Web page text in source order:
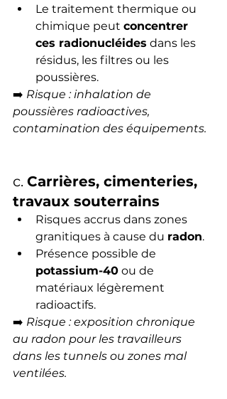
Le traitement thermique ou
chimique peut concentrer
ces radionucléides dans les
résidus, les filtres ou les
poussières.
➡️ Risque : inhalation de
poussières radioactives,
contamination des équipements.
c. Carrières, cimenteries,
travaux souterrains
Risques accrus dans zones
granitiques à cause du radon.
Présence possible de
potassium-40 ou de
matériaux légèrement
radioactifs.
➡️ Risque : exposition chronique
au radon pour les travailleurs
dans les tunnels ou zones mal
ventilées.